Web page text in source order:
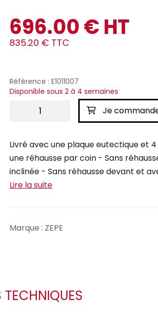
696.00 € HT
835.20 € TTC
Référence : E1011007
Disponible sous 2 à 4 semaines
Je
Livré avec une plaque eutectique et
une réhausse par coin - Sans
inclinée - Sans réhausse devant et
Lire la suite
Marque : ZEPE